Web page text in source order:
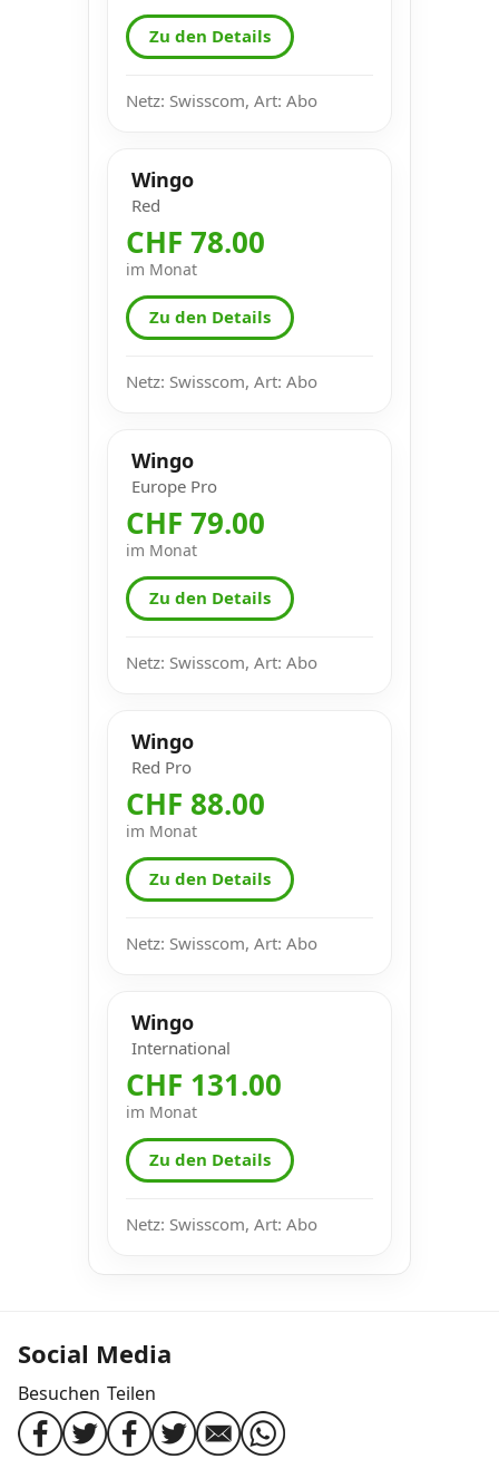
Zu den Details
Netz: Swisscom, Art: Abo
Wingo
Red
CHF 78.00
im Monat
Zu den Details
Netz: Swisscom, Art: Abo
Wingo
Europe Pro
CHF 79.00
im Monat
Zu den Details
Netz: Swisscom, Art: Abo
Wingo
Red Pro
CHF 88.00
im Monat
Zu den Details
Netz: Swisscom, Art: Abo
Wingo
International
CHF 131.00
im Monat
Zu den Details
Netz: Swisscom, Art: Abo
Social Media
Besuchen Teilen